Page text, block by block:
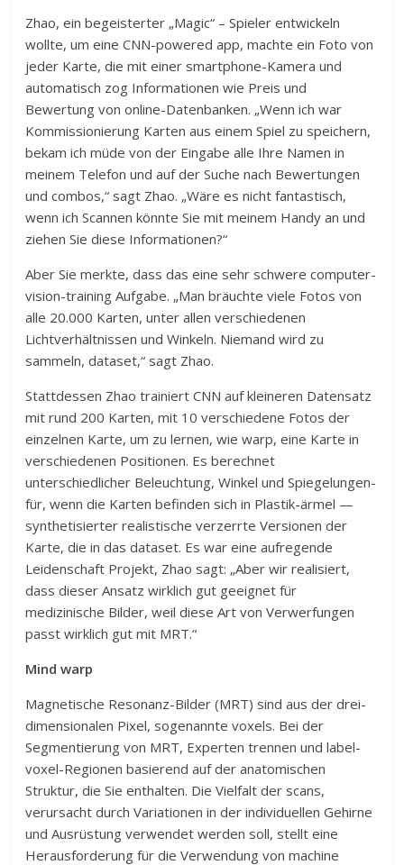
Zhao, ein begeisterter „Magic“ – Spieler entwickeln
wollte, um eine CNN-powered app, machte ein Foto von
jeder Karte, die mit einer smartphone-Kamera und
automatisch zog Informationen wie Preis und
Bewertung von online-Datenbanken. „Wenn ich war
Kommissionierung Karten aus einem Spiel zu speichern,
bekam ich müde von der Eingabe alle Ihre Namen in
meinem Telefon und auf der Suche nach Bewertungen
und combos,“ sagt Zhao. „Wäre es nicht fantastisch,
wenn ich Scannen könnte Sie mit meinem Handy an und
ziehen Sie diese Informationen?“
Aber Sie merkte, dass das eine sehr schwere computer-
vision-training Aufgabe. „Man bräuchte viele Fotos von
alle 20.000 Karten, unter allen verschiedenen
Lichtverhältnissen und Winkeln. Niemand wird zu
sammeln, dataset,“ sagt Zhao.
Stattdessen Zhao trainiert CNN auf kleineren Datensatz
mit rund 200 Karten, mit 10 verschiedene Fotos der
einzelnen Karte, um zu lernen, wie warp, eine Karte in
verschiedenen Positionen. Es berechnet
unterschiedlicher Beleuchtung, Winkel und Spiegelungen-
für, wenn die Karten befinden sich in Plastik-ärmel —
synthetisierter realistische verzerrte Versionen der
Karte, die in das dataset. Es war eine aufregende
Leidenschaft Projekt, Zhao sagt: „Aber wir realisiert,
dass dieser Ansatz wirklich gut geeignet für
medizinische Bilder, weil diese Art von Verwerfungen
passt wirklich gut mit MRT.“
Mind warp
Magnetische Resonanz-Bilder (MRT) sind aus der drei-
dimensionalen Pixel, sogenannte voxels. Bei der
Segmentierung von MRT, Experten trennen und label-
voxel-Regionen basierend auf der anatomischen
Struktur, die Sie enthalten. Die Vielfalt der scans,
verursacht durch Variationen in der individuellen Gehirne
und Ausrüstung verwendet werden soll, stellt eine
Herausforderung für die Verwendung von machine